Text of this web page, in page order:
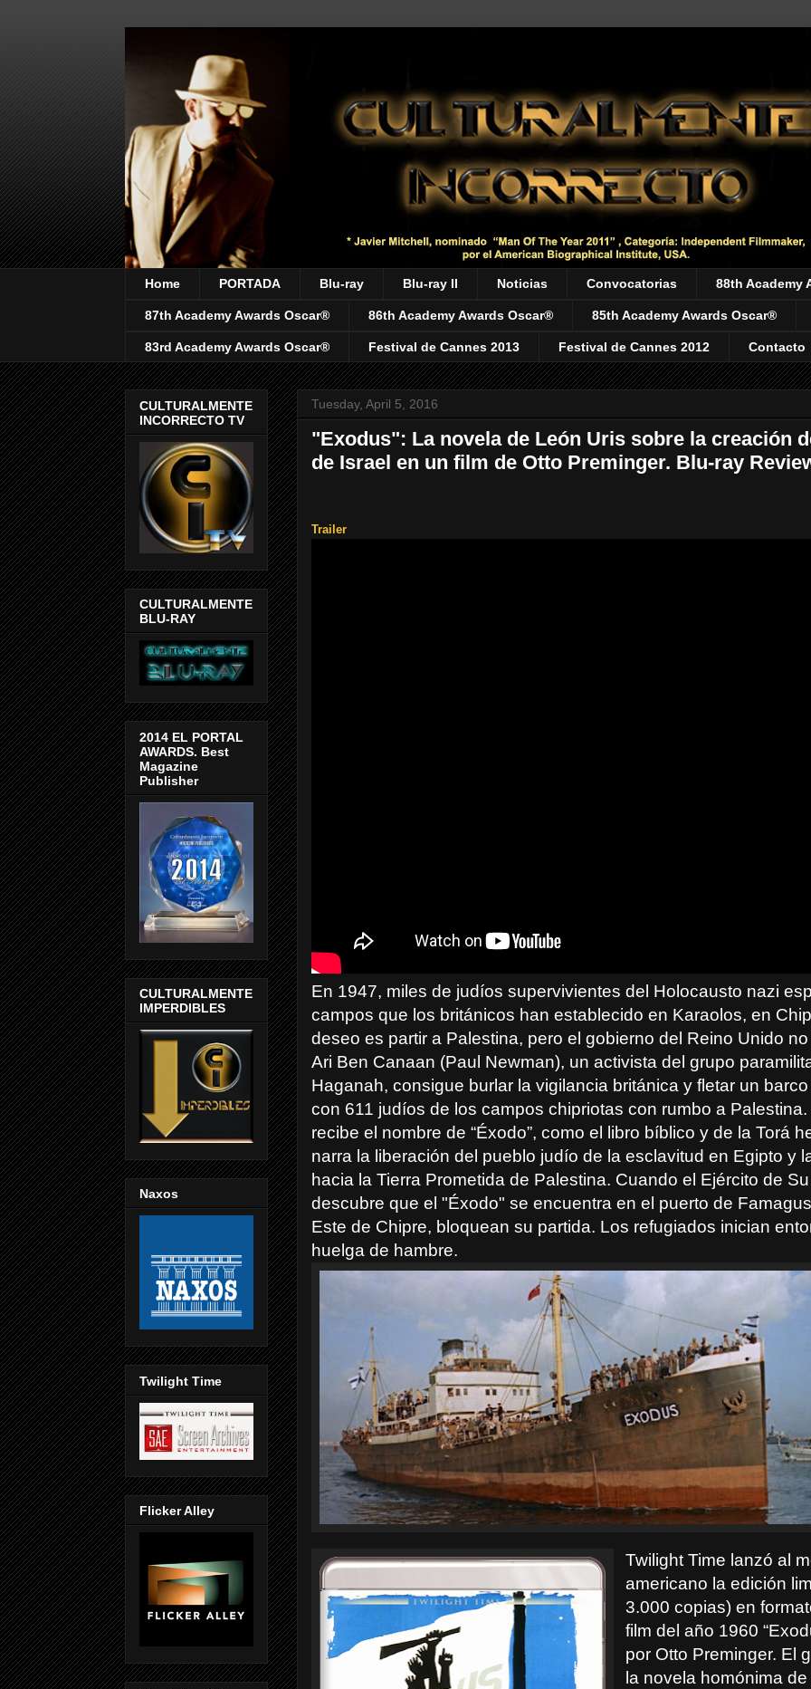
Home PORTADA Blu-ray Blu-ray II Noticias Convocatorias 88th Academy
87th Academy Awards Oscar® 86th Academy Awards Oscar® 85th Academy Awards Oscar®
83rd Academy Awards Oscar® Festival de Cannes 2013 Festival de Cannes 2012 Contacto
Tuesday, April 5, 2016
"Exodus": La novela de León Uris sobre la creación
de Israel en un film de Otto Preminger. Blu-ray
Trailer
En 1947, miles de judíos supervivientes del Holocausto nazi
campos que los británicos han establecido en Karaolos, en
deseo es partir a Palestina, pero el gobierno del Reino Unido
Ari Ben Canaan (Paul Newman), un activista del grupo
Haganah, consigue burlar la vigilancia británica y fletar un
con 611 judíos de los campos chipriotas con rumbo a
recibe el nombre de “Éxodo”, como el libro bíblico y de la Torá
narra la liberación del pueblo judío de la esclavitud en Egipto y
hacia la Tierra Prometida de Palestina. Cuando el Ejército de
descubre que el "Éxodo" se encuentra en el puerto de
Este de Chipre, bloquean su partida. Los refugiados inician
huelga de hambre.
Twilight Time lanzó al
americano la edición
3.000 copias) en
film del año 1960
por Otto Preminger. El
la novela homónima
CULTURALMENTE
INCORRECTO TV
CULTURALMENTE
BLU-RAY
2014 EL PORTAL
AWARDS. Best
Magazine
Publisher
CULTURALMENTE
IMPERDIBLES
Naxos
Twilight Time
Flicker Alley